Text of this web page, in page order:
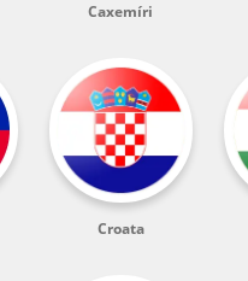
Caxemíri
Croata